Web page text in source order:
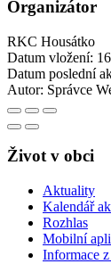
Organizátor
RKC Housátko
Datum vložení:
Datum poslední
Autor: Správce
Život v obci
Aktuality
Kalendář
Rozhlas
Mobilní
Informace